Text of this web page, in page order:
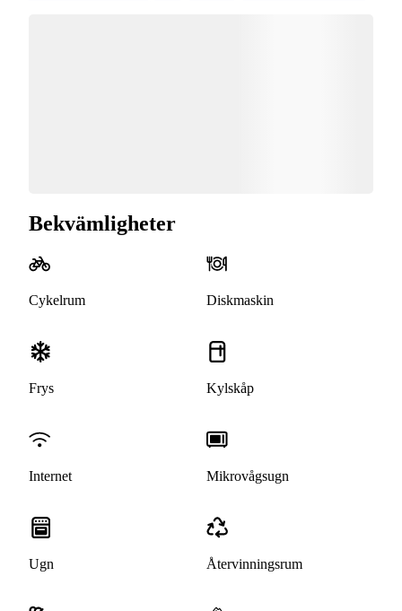
Bekvämligheter
Cykelrum Diskmaskin
Frys Kylskåp
Internet Mikrovågsugn
Ugn Återvinningsrum